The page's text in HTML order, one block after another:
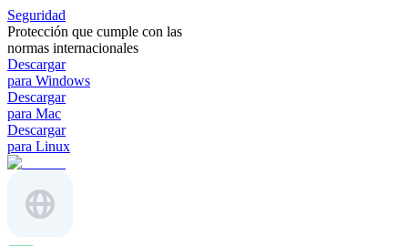
Seguridad
Protección que cumple con las
normas internacionales
Descargar
para Windows
Descargar
para Mac
Descargar
para Linux